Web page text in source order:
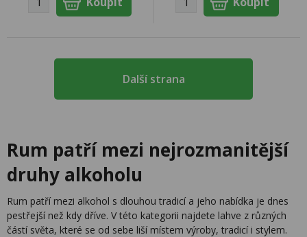
Další strana
Rum patří mezi nejrozmanitější
druhy alkoholu
Rum patří mezi alkohol s dlouhou tradicí a jeho nabídka je dnes
pestřejší než kdy dříve. V této kategorii najdete lahve z různých
částí světa, které se od sebe liší místem výroby, tradicí i stylem.